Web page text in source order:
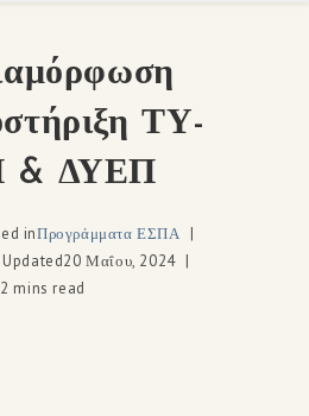
ΤΥ-
& ΔΥΕΠ
inΠρογράμματα ΕΣΠΑ
Updated20 Μαΐου, 2024
2 mins read